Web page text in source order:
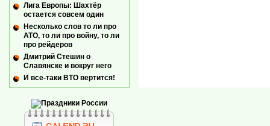
Лига Европы: Шахтёр
остается совсем один
Несколько слов то ли про
АТО, то ли про войну, то ли
про рейдеров
Дмитрий Стешин о
Славянске и вокруг него
И все-таки ВТО вертится!